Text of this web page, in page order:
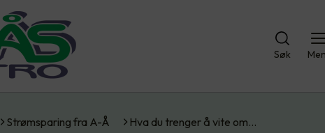
Søk
Strømsparing fra A-Å Hva du trenger å vite om…